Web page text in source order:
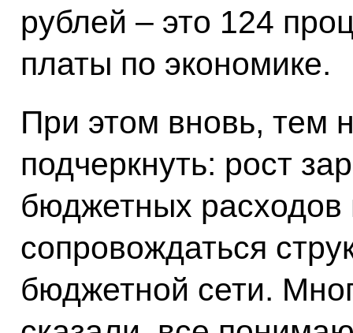
рублей – это 124
платы по экономике.
При этом вновь, тем
подчеркнуть: рост
бюджетных
сопровождаться
бюджетной сети.